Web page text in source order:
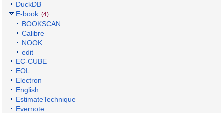
DuckDB
E-book (4)
BOOKSCAN
Calibre
NOOK
edit
EC-CUBE
EOL
Electron
English
EstimateTechnique
Evernote